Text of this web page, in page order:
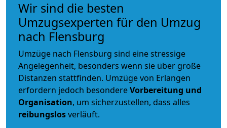
Wir sind die besten
Umzugsexperten für den Umzug
nach Flensburg
Umzüge nach Flensburg sind eine stressige
Angelegenheit, besonders wenn sie über große
Distanzen stattfinden. Umzüge von Erlangen
erfordern jedoch besondereVorbereitung und
Organisation, um sicherzustellen, dass alles
reibungslosverläuft.